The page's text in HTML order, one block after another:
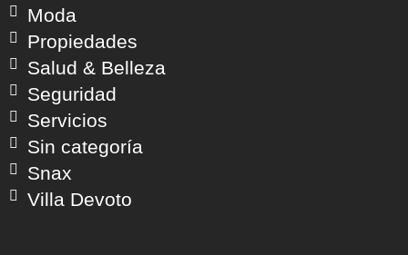
Moda
Propiedades
Salud & Belleza
Seguridad
Servicios
Sin categoría
Snax
Villa Devoto